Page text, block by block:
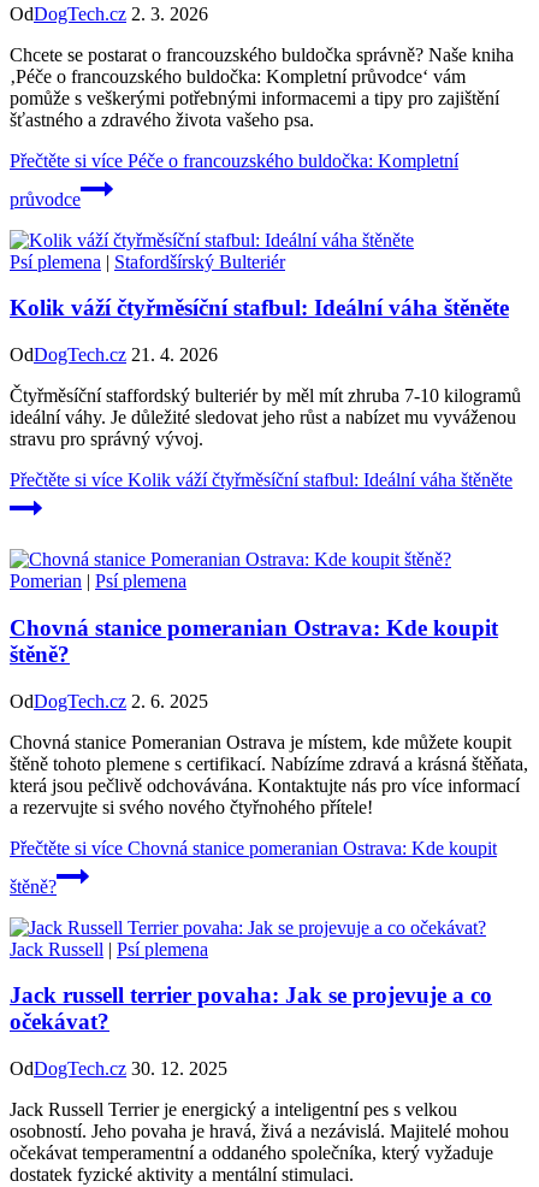
OdDogTech.cz 2. 3. 2026
Chcete se postarat o francouzského buldočka správně? Naše kniha
‚Péče o francouzského buldočka: Kompletní průvodce‘ vám
pomůže s veškerými potřebnými informacemi a tipy pro zajištění
šťastného a zdravého života vašeho psa.
Přečtěte si více Péče o francouzského buldočka: Kompletní
průvodce
Psí plemena | Stafordšírský Bulteriér
Kolik váží čtyřměsíční stafbul: Ideální váha štěněte
OdDogTech.cz 21. 4. 2026
Čtyřměsíční staffordský bulteriér by měl mít zhruba 7-10 kilogramů
ideální váhy. Je důležité sledovat jeho růst a nabízet mu vyváženou
stravu pro správný vývoj.
Přečtěte si více Kolik váží čtyřměsíční stafbul: Ideální váha štěněte
Pomerian | Psí plemena
Chovná stanice pomeranian Ostrava: Kde koupit
štěně?
OdDogTech.cz 2. 6. 2025
Chovná stanice Pomeranian Ostrava je místem, kde můžete koupit
štěně tohoto plemene s certifikací. Nabízíme zdravá a krásná štěňata,
která jsou pečlivě odchovávána. Kontaktujte nás pro více informací
a rezervujte si svého nového čtyřnohého přítele!
Přečtěte si více Chovná stanice pomeranian Ostrava: Kde koupit
štěně?
Jack Russell | Psí plemena
Jack russell terrier povaha: Jak se projevuje a co
očekávat?
OdDogTech.cz 30. 12. 2025
Jack Russell Terrier je energický a inteligentní pes s velkou
osobností. Jeho povaha je hravá, živá a nezávislá. Majitelé mohou
očekávat temperamentní a oddaného společníka, který vyžaduje
dostatek fyzické aktivity a mentální stimulaci.